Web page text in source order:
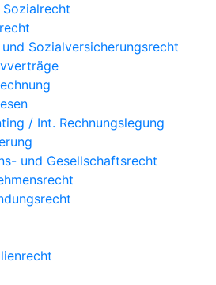
Sozialversicherungsrecht
/ Int. Rechnungslegung
und Gesellschaftsrecht